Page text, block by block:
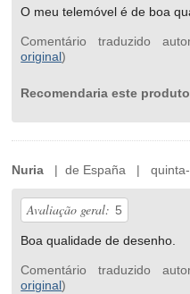
O meu telemóvel é de boa
Comentário traduzido
original)
Recomendaria este
Nuria | de España | quinta-
Avaliação geral: 5
Boa qualidade de desenho.
Comentário traduzido
original)